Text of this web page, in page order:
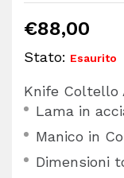
€88,00
Stato: Esaurito
Knife Coltello
Lama in
Manico in
Dimensioni